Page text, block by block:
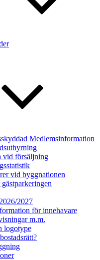
Medlemsinformation
vid försäljning
vid byggnationen
2027
för innehavare
m.m.
logotype